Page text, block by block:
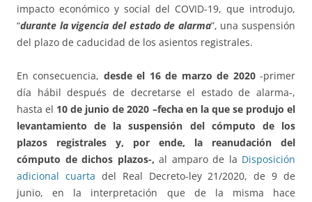
impacto económico y social del COVID-19, que introdujo,
“durante la vigencia del estado de alarma”, una suspensión
del plazo de caducidad de los asientos registrales.
En consecuencia, desde el 16 de marzo de 2020-primer
día hábil después de decretarse el estado de alarma-,
hasta el 10 de junio de 2020 –fecha en la que se produjo el
levantamiento de la suspensión del cómputo de los
plazos registrales y, por ende, la reanudación del
cómputo de dichos plazos-, al amparo de la Disposición
adicional cuarta del Real Decreto-ley 21/2020, de 9 de
junio, en la interpretación que de la misma hace